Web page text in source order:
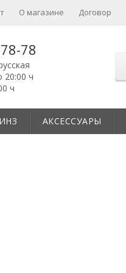
О магазине Договор
78
20:00 ч
ч
АКСЕССУАРЫ